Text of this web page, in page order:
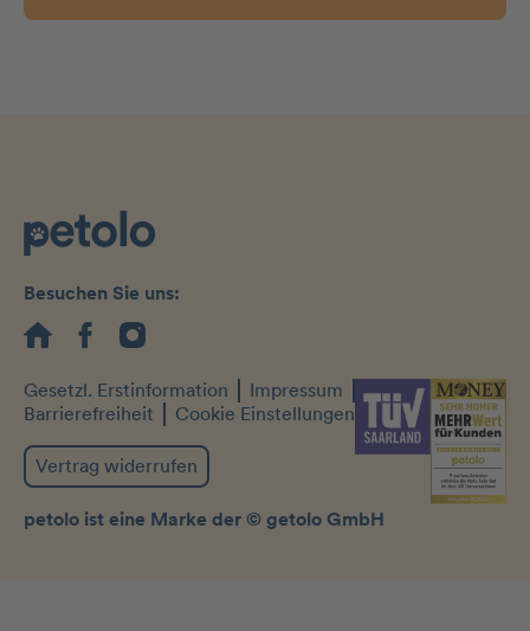
Besuchen Sie uns:
Gesetzl. Erstinformation Impressum
Datenschutz
Barrierefreiheit
Cookie Einstellungen
Vertrag widerrufen
petolo ist eine Marke der © getolo GmbH